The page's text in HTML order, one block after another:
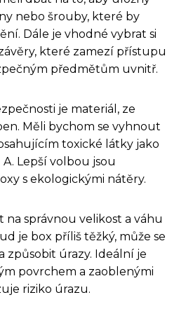
nebo šrouby, které by
Dále je vhodné vybrat si
které zamezí přístupu
předmětům uvnitř.
je materiál, ze
Měli bychom se vyhnout
toxické látky jako
Lepší volbou jsou
s ekologickými nátěry.
správnou velikost a váhu
je box příliš těžký, může se
způsobit úrazy. Ideální je
povrchem a zaoblenými
riziko úrazu.